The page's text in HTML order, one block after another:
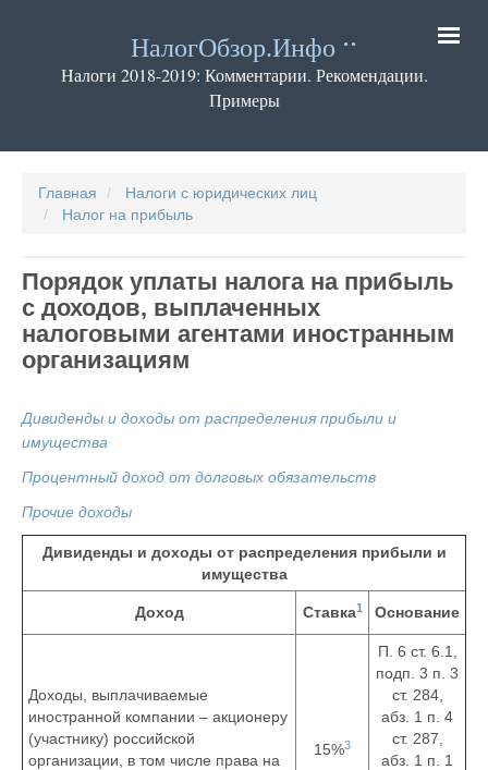
содержанию
НалогОбзор.Инфо
Налоги 2018-2019: Комментарии. Рекомендации.
Примеры
Главная
Налоги с юридических лиц
Налог на прибыль
Порядок уплаты налога на прибыль
с доходов, выплаченных
налоговыми агентами иностранным
организациям
Дивиденды и доходы от распределения прибыли и
имущества
Процентный доход от долговых обязательств
Прочие доходы
Дивиденды и доходы от распределения прибыли и
имущества
Доход Ставка1 Основание
Доходы, выплачиваемые
иностранной компании – акционеру
(участнику) российской
организации, в том числе права на
15%3
П. 6 ст. 6.1,
подп. 3 п. 3
ст. 284,
абз. 1 п. 4
ст. 287,
абз. 1 п. 1